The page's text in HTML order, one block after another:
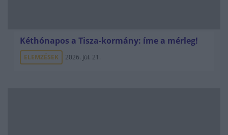
Kéthónapos a Tisza-kormány: íme a mérleg!
ELEMZÉSEK 2026. júl. 21.